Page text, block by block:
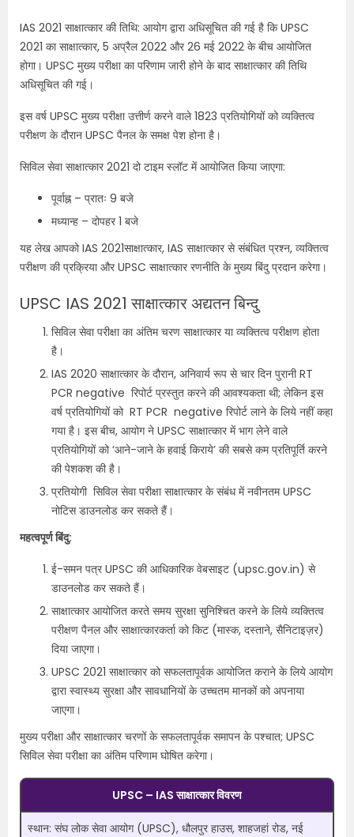
IAS 2021 साक्षात्कार की तिथि: आयोग द्वारा अधिसूचित की गई है कि UPSC
2021 का साक्षात्कार, 5 अप्रैल 2022 और 26 मई 2022 के बीच आयोजित
होगा। UPSC मुख्य परीक्षा का परिणाम जारी होने के बाद साक्षात्कार की तिथि
अधिसूचित की गई।
इस वर्ष UPSC मुख्य परीक्षा उत्तीर्ण करने वाले 1823 प्रतियोगियों को व्यक्तित्व
परीक्षण के दौरान UPSC पैनल के समक्ष पेश होना है।
सिविल सेवा साक्षात्कार 2021 दो टाइम स्लॉट में आयोजित किया जाएगा:
पूर्वाह्न – प्रातः 9 बजे
मध्यान्ह – दोपहर 1 बजे
यह लेख आपको IAS 2021साक्षात्कार, IAS साक्षात्कार से संबंधित प्रश्न, व्यक्तित्व
परीक्षण की प्रक्रिया और UPSC साक्षात्कार रणनीति के मुख्य बिंदु प्रदान करेगा।
UPSC IAS 2021 साक्षात्कार अद्यतन बिन्दु
सिविल सेवा परीक्षा का अंतिम चरण साक्षात्कार या व्यक्तित्व परीक्षण होता
है।
IAS 2020 साक्षात्कार के दौरान, अनिवार्य रूप से चार दिन पुरानी RT
PCR negative रिपोर्ट प्रस्तुत करने की आवश्यकता थी; लेकिन इस
वर्ष प्रतियोगियों को RT PCR negative रिपोर्ट लाने के लिये नहीं कहा
गया है। इस बीच, आयोग ने UPSC साक्षात्कार में भाग लेने वाले
प्रतियोगियों को ‘आने-जाने के हवाई किराये’ की सबसे कम प्रतिपूर्ति करने
की पेशकश की है।
प्रतियोगी सिविल सेवा परीक्षा साक्षात्कार के संबंध में नवीनतम UPSC
नोटिस डाउनलोड कर सकते हैं।
महत्वपूर्ण बिंदु:
ई-समन पत्र UPSC की आधिकारिक वेबसाइट (upsc.gov.in) से
डाउनलोड कर सकते हैं।
साक्षात्कार आयोजित करते समय सुरक्षा सुनिश्चित करने के लिये व्यक्तित्व
परीक्षण पैनल और साक्षात्कारकर्ता को किट (मास्क, दस्ताने, सैनिटाइज़र)
दिया जाएगा।
UPSC 2021 साक्षात्कार को सफलतापूर्वक आयोजित कराने के लिये आयोग
द्वारा स्वास्थ्य सुरक्षा और सावधानियों के उच्चतम मानकों को अपनाया
जाएगा।
मुख्य परीक्षा और साक्षात्कार चरणों के सफलतापूर्वक समापन के पश्चात; UPSC
सिविल सेवा परीक्षा का अंतिम परिणाम घोषित करेगा।
UPSC – IAS साक्षात्कार विवरण
स्थान: संघ लोक सेवा आयोग (UPSC), धौलपुर हाउस, शाहजहां रोड, नई